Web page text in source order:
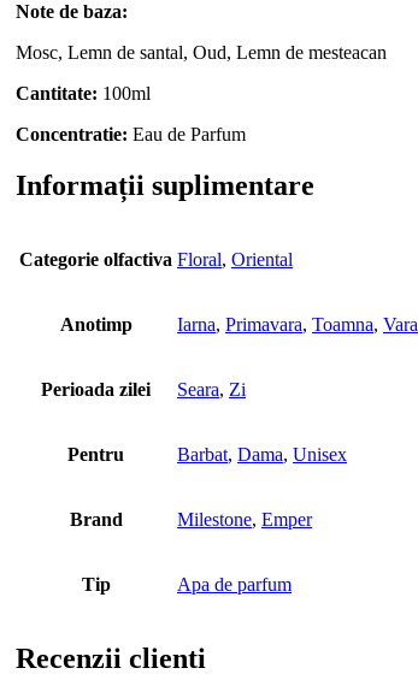
Note de baza:
Mosc, Lemn de santal, Oud, Lemn de mesteacan
Cantitate: 100ml
Concentratie: Eau de Parfum
Informații suplimentare
Categorie olfactiva Floral, Oriental
Anotimp Iarna, Primavara, Toamna, Vara
Perioada zilei Seara, Zi
Pentru Barbat, Dama, Unisex
Brand Milestone, Emper
Tip Apa de parfum
Recenzii clienti